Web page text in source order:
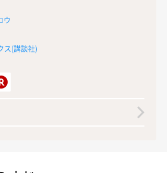
ウ
ス(講談社)